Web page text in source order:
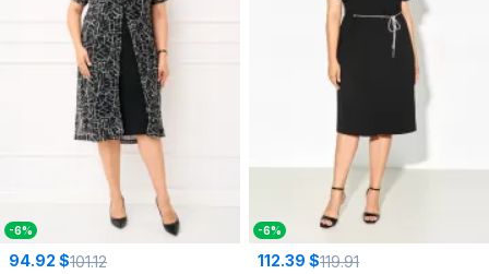
-6%
94.92 $101.12
-6%
112.39 $119.91